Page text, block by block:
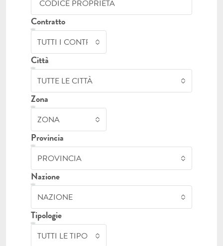
Contratto
TUTTI I CONTRATTI
Città
TUTTE LE CITTÀ
Zona
ZONA
Provincia
PROVINCIA
Nazione
NAZIONE
Tipologie
TUTTI LE TIPOLOGIE